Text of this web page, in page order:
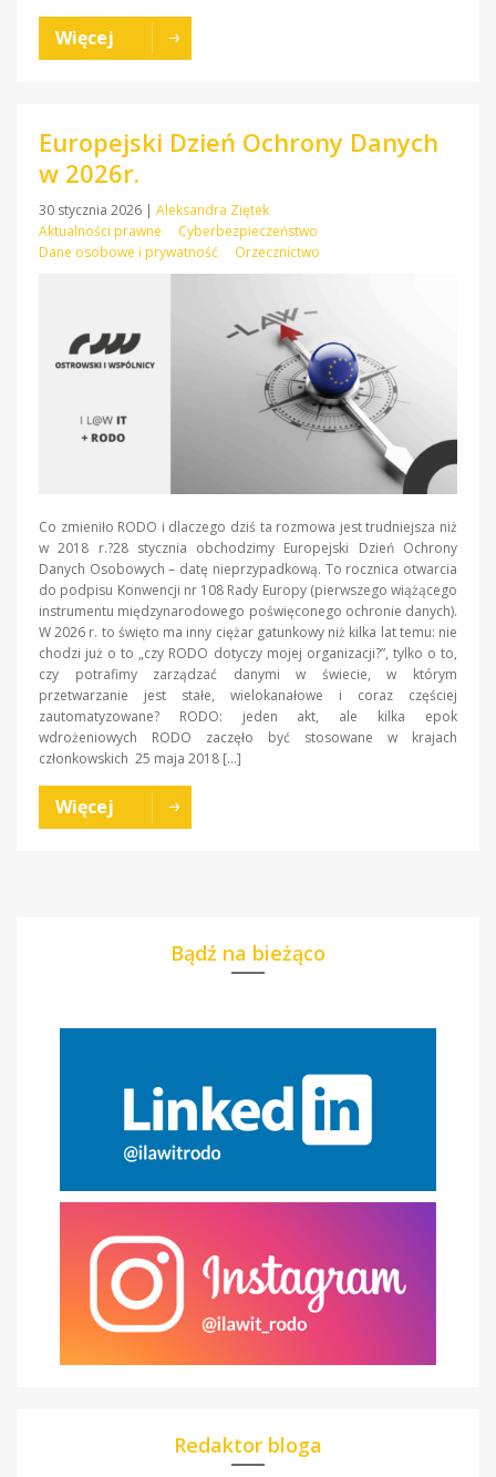
Więcej
Europejski Dzień Ochrony Danych
w 2026r.
30 stycznia 2026 | Aleksandra Ziętek
Aktualności prawne
Cyberbezpieczeństwo
Dane osobowe i prywatność
Orzecznictwo
Co zmieniło RODO i dlaczego dziś ta rozmowa jest trudniejsza niż
w 2018 r.?28 stycznia obchodzimy Europejski Dzień Ochrony
Danych Osobowych – datę nieprzypadkową. To rocznica otwarcia
do podpisu Konwencji nr 108 Rady Europy (pierwszego wiążącego
instrumentu międzynarodowego poświęconego ochronie danych).
W 2026 r. to święto ma inny ciężar gatunkowy niż kilka lat temu: nie
chodzi już o to „czy RODO dotyczy mojej organizacji?”, tylko o to,
czy potrafimy zarządzać danymi w świecie, w którym
przetwarzanie jest stałe, wielokanałowe i coraz częściej
zautomatyzowane? RODO: jeden akt, ale kilka epok
wdrożeniowych RODO zaczęło być stosowane w krajach
członkowskich 25 maja 2018 […]
Więcej
Bądź na bieżąco
Redaktor bloga